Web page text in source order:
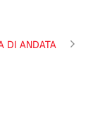
DI ANDATA